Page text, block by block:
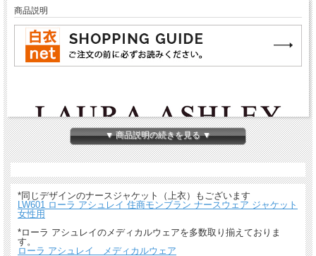
商品説明
▼ 商品説明の続きを見る ▼
*同じデザインのナースジャケット（上衣）もございます
LW601 ローラ アシュレイ 住商モンブラン ナースウェア ジャケット
女性用
*ローラ アシュレイのメディカルウェアを多数取り揃えておりま
す。
ローラ アシュレイ メディカルウェア